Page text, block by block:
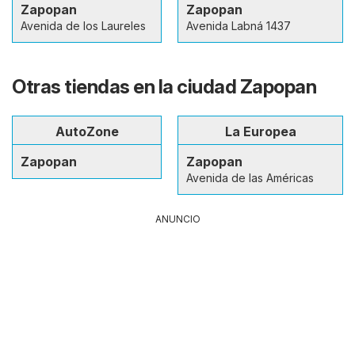
Zapopan
Avenida de los Laureles
Zapopan
Avenida Labná 1437
Otras tiendas en la ciudad Zapopan
AutoZone
Zapopan
La Europea
Zapopan
Avenida de las Américas
ANUNCIO